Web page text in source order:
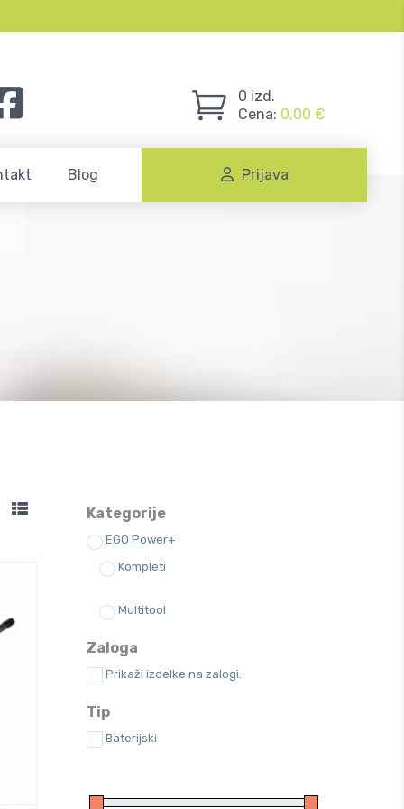
0 izd.
Cena: 0,00 €
Blog Prijava
Kategorije
EGO Power+
Kompleti
Multitool
Zaloga
Prikaži izdelke na zalogi.
Tip
Baterijski